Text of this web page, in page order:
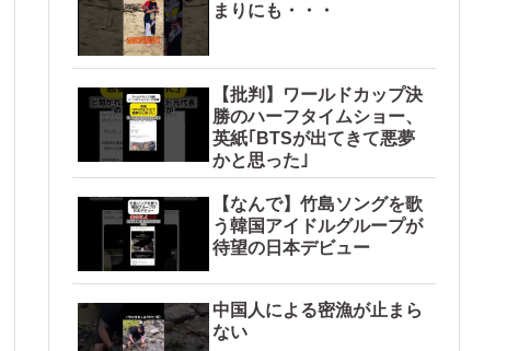
まりにも・・・
【批判】ワールドカップ決
勝のハーフタイムショー、
英紙｢BTSが出てきて悪夢
かと思った｣
【なんで】竹島ソングを歌
う韓国アイドルグループが
待望の日本デビュー
中国人による密漁が止まら
ない